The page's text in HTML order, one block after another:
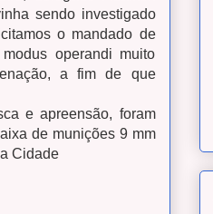
sendo investigado
o mandado de
operandi muito
a fim de que
e apreensão, foram
de munições 9 mm
Cidade